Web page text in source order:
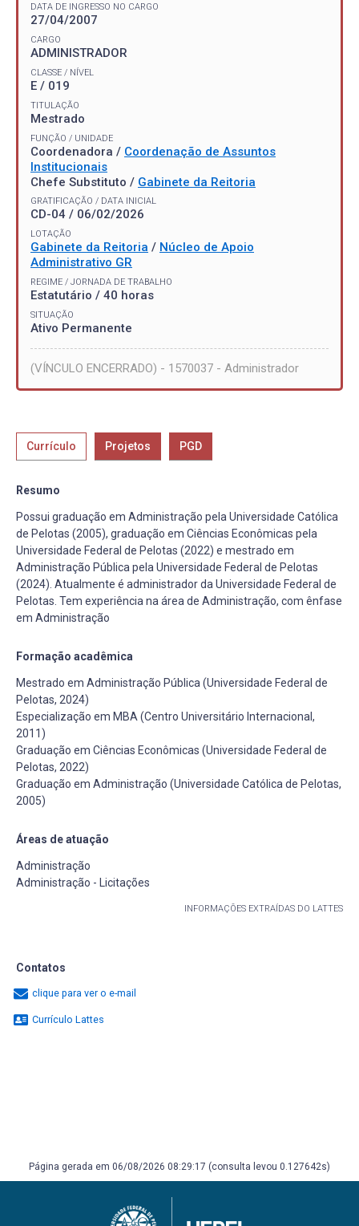
DATA DE INGRESSO NO CARGO
27/04/2007
CARGO
ADMINISTRADOR
CLASSE / NÍVEL
E / 019
TITULAÇÃO
Mestrado
FUNÇÃO / UNIDADE
Coordenadora / Coordenação de Assuntos
Institucionais
Chefe Substituto / Gabinete da Reitoria
GRATIFICAÇÃO / DATA INICIAL
CD-04 / 06/02/2026
LOTAÇÃO
Gabinete da Reitoria / Núcleo de Apoio
Administrativo GR
REGIME / JORNADA DE TRABALHO
Estatutário / 40 horas
SITUAÇÃO
Ativo Permanente
(VÍNCULO ENCERRADO) - 1570037 - Administrador
Currículo Projetos PGD
Resumo
Possui graduação em Administração pela Universidade Católica
de Pelotas (2005), graduação em Ciências Econômicas pela
Universidade Federal de Pelotas (2022) e mestrado em
Administração Pública pela Universidade Federal de Pelotas
(2024). Atualmente é administrador da Universidade Federal de
Pelotas. Tem experiência na área de Administração, com ênfase
em Administração
Formação acadêmica
Mestrado em Administração Pública (Universidade Federal de
Pelotas, 2024)
Especialização em MBA (Centro Universitário Internacional,
2011)
Graduação em Ciências Econômicas (Universidade Federal de
Pelotas, 2022)
Graduação em Administração (Universidade Católica de Pelotas,
2005)
Áreas de atuação
Administração
Administração - Licitações
INFORMAÇÕES EXTRAÍDAS DO LATTES
Contatos
clique para ver o e-mail
Currículo Lattes
Página gerada em 06/08/2026 08:29:17 (consulta levou 0.127642s)